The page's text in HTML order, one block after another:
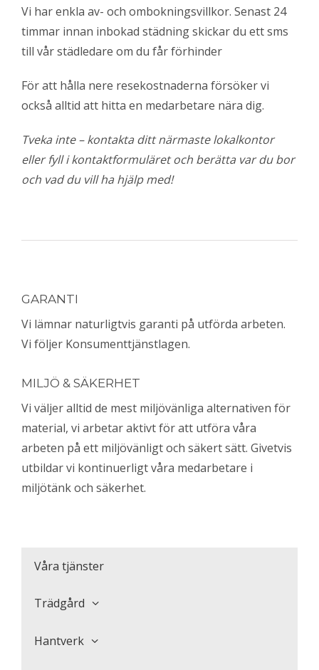
Vi har enkla av- och ombokningsvillkor. Senast 24
timmar innan inbokad städning skickar du ett sms
till vår städledare om du får förhinder
För att hålla nere resekostnaderna försöker vi
också alltid att hitta en medarbetare nära dig.
Tveka inte – kontakta ditt närmaste lokalkontor
eller fyll i kontaktformuläret och berätta var du bor
och vad du vill ha hjälp med!
GARANTI
Vi lämnar naturligtvis garanti på utförda arbeten.
Vi följer Konsumenttjänstlagen.
MILJÖ & SÄKERHET
Vi väljer alltid de mest miljövänliga alternativen för
material, vi arbetar aktivt för att utföra våra
arbeten på ett miljövänligt och säkert sätt. Givetvis
utbildar vi kontinuerligt våra medarbetare i
miljötänk och säkerhet.
Våra tjänster
Trädgård
Hantverk